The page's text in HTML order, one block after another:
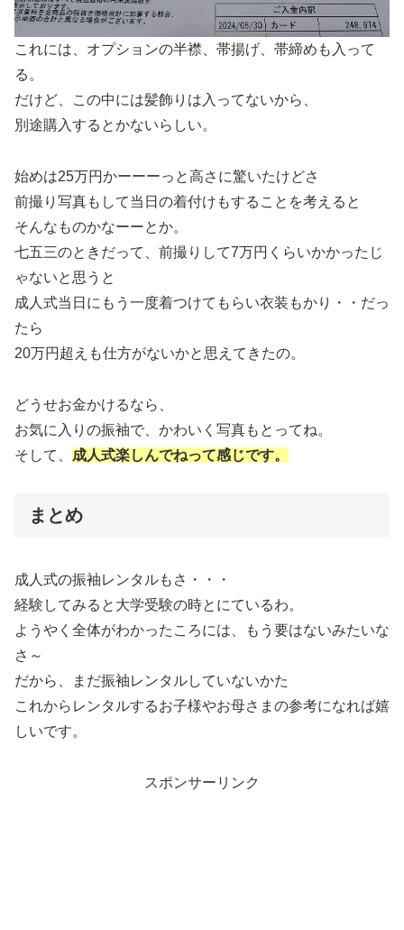
これには、オプションの半襟、帯揚げ、帯締めも入って
る。
だけど、この中には髪飾りは入ってないから、
別途購入するとかないらしい。
始めは25万円かーーーっと高さに驚いたけどさ
前撮り写真もして当日の着付けもすることを考えると
そんなものかなーーとか。
七五三のときだって、前撮りして7万円くらいかかったじ
ゃないと思うと
成人式当日にもう一度着つけてもらい衣装もかり・・だっ
たら
20万円超えも仕方がないかと思えてきたの。
どうせお金かけるなら、
お気に入りの振袖で、かわいく写真もとってね。
そして、 成人式楽しんでねって感じです。
まとめ
成人式の振袖レンタルもさ・・・
経験してみると大学受験の時とにているわ。
ようやく全体がわかったころには、もう要はないみたいな
さ～
だから、まだ振袖レンタルしていないかた
これからレンタルするお子様やお母さまの参考になれば嬉
しいです。
スポンサーリンク